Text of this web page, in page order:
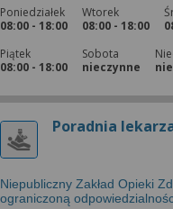
Poniedziałek
08:00 - 18:00
Wtorek
08:00 - 18:00
Piątek
08:00 - 18:00
Sobota
nieczynne
Poradnia
Niepubliczny Zakład Opieki
ograniczoną